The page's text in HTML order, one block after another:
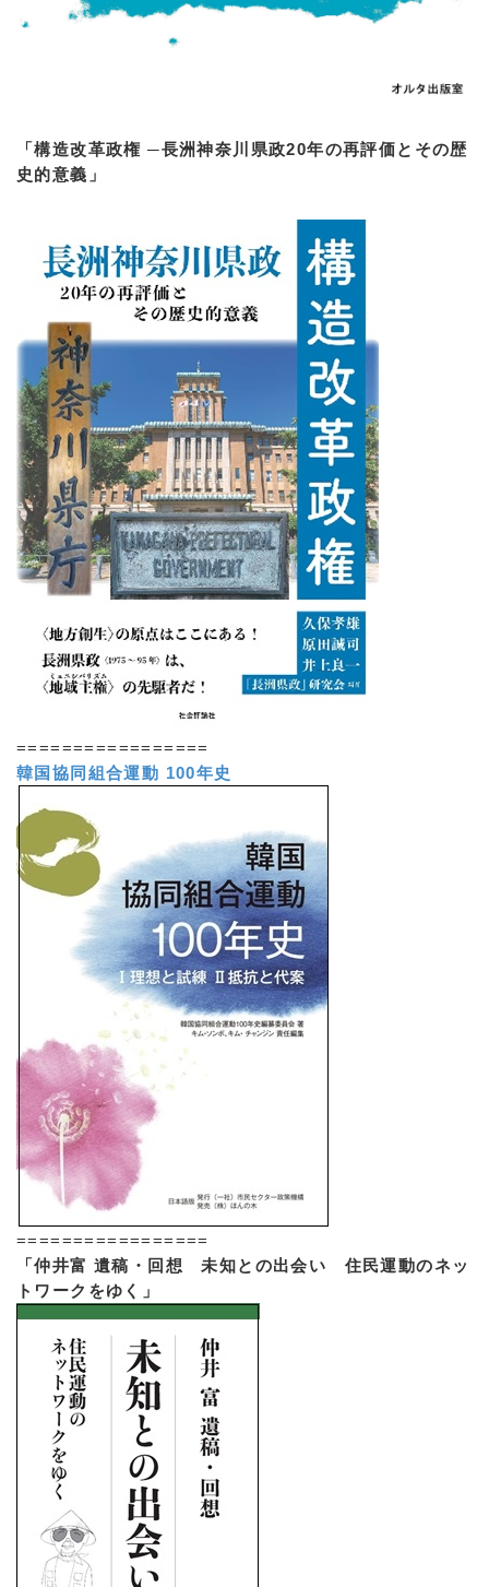
「構造改革政権 ─長洲神奈川県政20年の再評価とその歴
史的意義」
=================
韓国協同組合運動 100年史
=================
「仲井富 遺稿・回想 未知との出会い 住民運動のネッ
トワークをゆく」